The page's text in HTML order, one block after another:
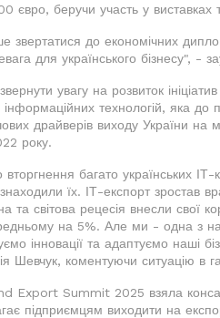
євро, беручи участь у виставках
до економічних
для українського бізнесу", -
увагу на розвиток
інформаційних технологій, яка до
драйверів виходу України на
року.
багато українських
знаходили їх. ІТ-експорт
та світова рецесія внесли свої
на 5%. Але ми - одна з
інновації та адаптуємо наші
Шевчук, коментуючи ситуацію в
Export Summit 2025 взяла
підприємцям виходити на